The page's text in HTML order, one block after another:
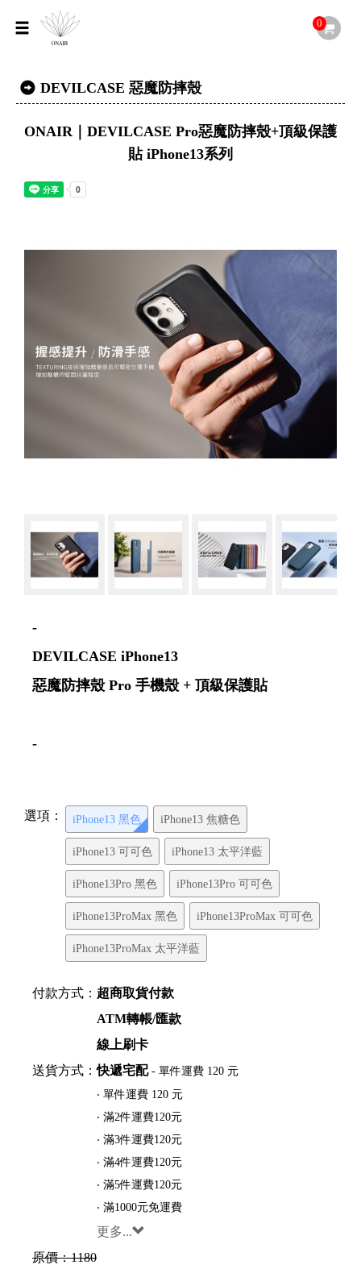
0
DEVILCASE 惡魔防摔殼
ONAIR｜DEVILCASE Pro惡魔防摔殼+頂級保護
貼 iPhone13系列
-
DEVILCASE iPhone13
惡魔防摔殼 Pro 手機殼 + 頂級保護貼
-
選項： iPhone13 黑色 iPhone13 焦糖色
iPhone13 可可色 iPhone13 太平洋藍
iPhone13Pro 黑色 iPhone13Pro 可可色
iPhone13ProMax 黑色 iPhone13ProMax 可可色
iPhone13ProMax 太平洋藍
付款方式： 超商取貨付款
ATM轉帳/匯款
線上刷卡
送貨方式：快遞宅配- 單件運費 120 元
‧ 單件運費 120 元
‧ 滿2件運費120元
‧ 滿3件運費120元
‧ 滿4件運費120元
‧ 滿5件運費120元
‧ 滿1000元免運費
更多...
原價：1180